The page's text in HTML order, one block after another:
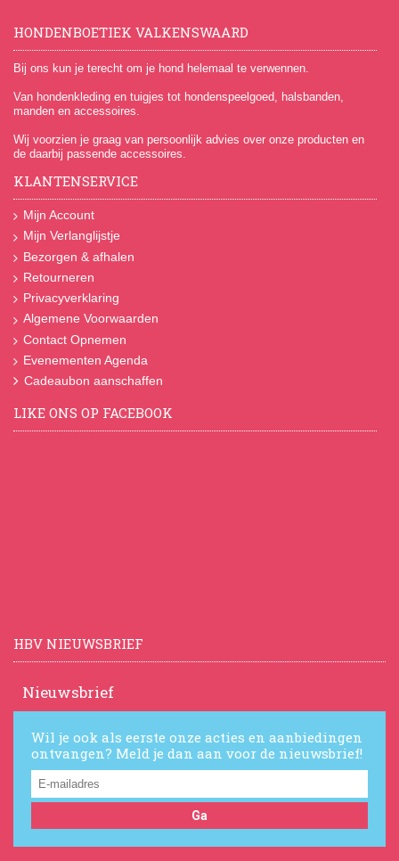
HONDENBOETIEK VALKENSWAARD
Bij ons kun je terecht om je hond helemaal te verwennen.
Van hondenkleding en tuigjes tot hondenspeelgoed, halsbanden,
manden en accessoires.
Wij voorzien je graag van persoonlijk advies over onze producten en
de daarbij passende accessoires.
KLANTENSERVICE
Mijn Account
Mijn Verlanglijstje
Bezorgen & afhalen
Retourneren
Privacyverklaring
Algemene Voorwaarden
Contact Opnemen
Evenementen Agenda
Cadeaubon aanschaffen
LIKE ONS OP FACEBOOK
HBV NIEUWSBRIEF
Nieuwsbrief
Wil je ook als eerste onze acties en aanbiedingen
ontvangen? Meld je dan aan voor de nieuwsbrief!
Ga